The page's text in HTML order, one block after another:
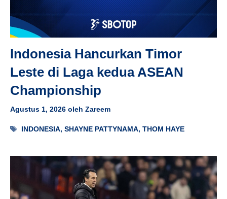
Indonesia Hancurkan Timor
Leste di Laga kedua ASEAN
Championship
Agustus 1, 2026 oleh Zareem
Tag
INDONESIA,SHAYNE PATTYNAMA,THOM HAYE